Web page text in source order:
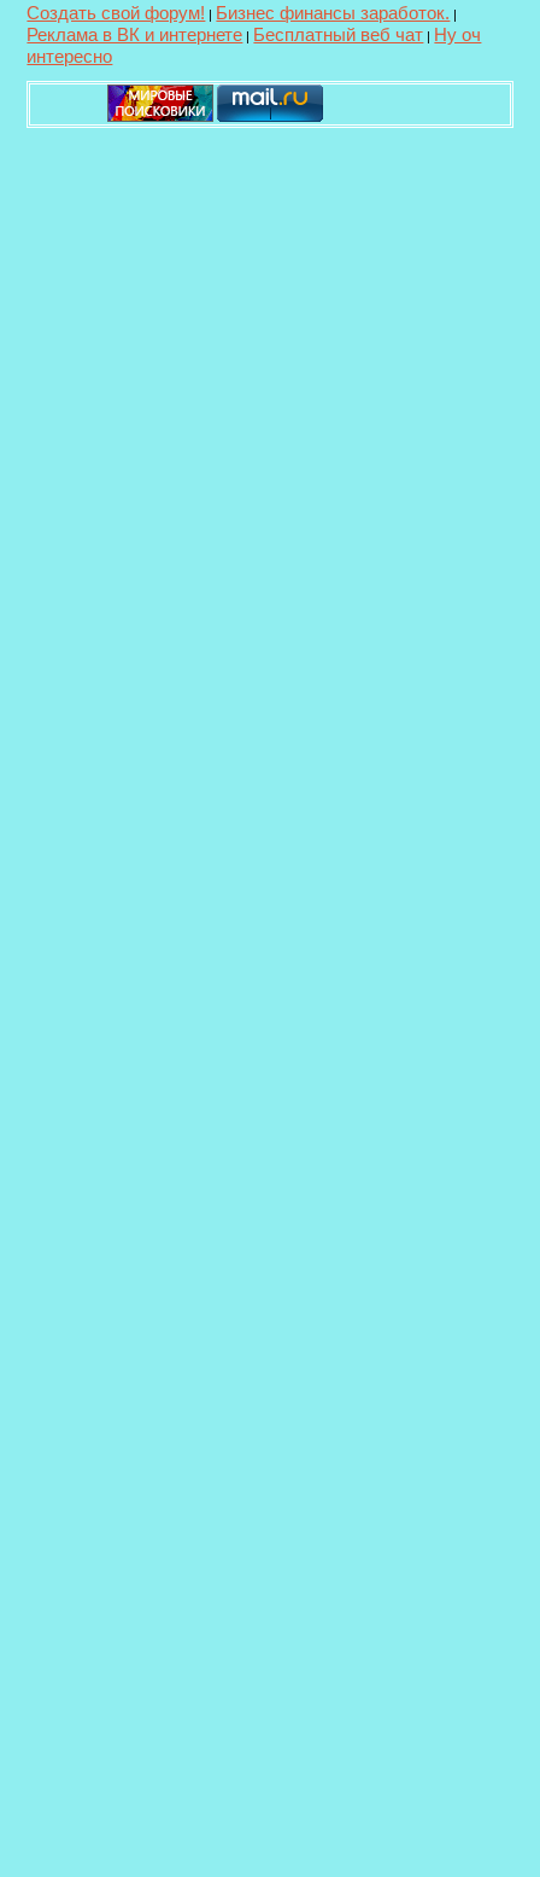
Создать свой форум! | Бизнес финансы заработок. |
Реклама в ВК и интернете | Бесплатный веб чат | Ну оч
интересно